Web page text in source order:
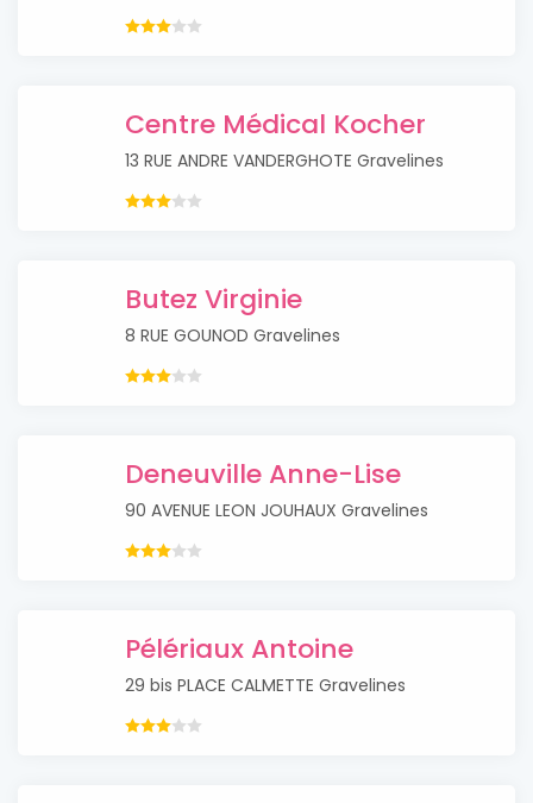
Centre Médical Kocher
13 RUE ANDRE VANDERGHOTE Gravelines
Butez Virginie
8 RUE GOUNOD Gravelines
Deneuville Anne-Lise
90 AVENUE LEON JOUHAUX Gravelines
Pélériaux Antoine
29 bis PLACE CALMETTE Gravelines